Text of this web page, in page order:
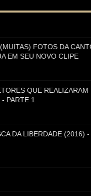
FOTOS DA
EM SEU NOVO CLIPE
QUE REALIZARAM
PARTE 1
DA LIBERDADE (2016)